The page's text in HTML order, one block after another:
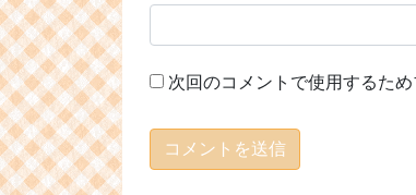
次回のコメントで使用するた